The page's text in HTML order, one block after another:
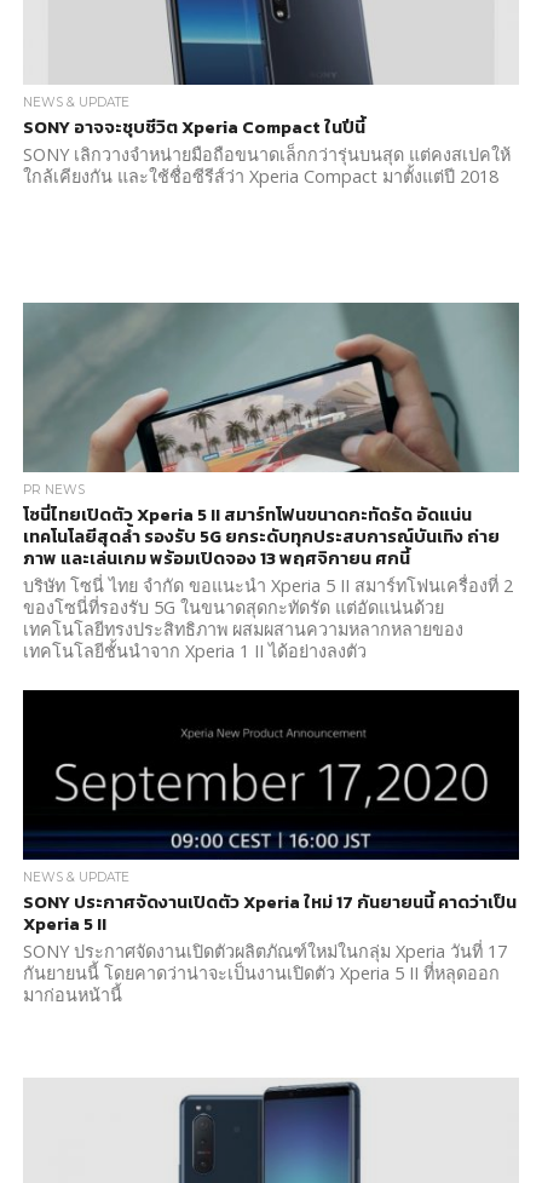
NEWS & UPDATE
SONY อาจจะชุบชีวิต Xperia Compact ในปีนี้
SONY เลิกวางจำหน่ายมือถือขนาดเล็กกว่ารุ่นบนสุด แต่คงสเปคให้
ใกล้เคียงกัน และใช้ชื่อซีรีส์ว่า Xperia Compact มาตั้งแต่ปี 2018
PR NEWS
โซนี่ไทยเปิดตัว Xperia 5 II สมาร์ทโฟนขนาดกะทัดรัด อัดแน่น
เทคโนโลยีสุดล้ำ รองรับ 5G ยกระดับทุกประสบการณ์บันเทิง ถ่าย
ภาพ และเล่นเกม พร้อมเปิดจอง 13 พฤศจิกายน ศกนี้
บริษัท โซนี่ ไทย จำกัด ขอแนะนำ Xperia 5 II สมาร์ทโฟนเครื่องที่ 2
ของโซนี่ที่รองรับ 5G ในขนาดสุดกะทัดรัด แต่อัดแน่นด้วย
เทคโนโลยีทรงประสิทธิภาพ ผสมผสานความหลากหลายของ
เทคโนโลยีชั้นนำจาก Xperia 1 II ได้อย่างลงตัว
NEWS & UPDATE
SONY ประกาศจัดงานเปิดตัว Xperia ใหม่ 17 กันยายนนี้ คาดว่าเป็น
Xperia 5 II
SONY ประกาศจัดงานเปิดตัวผลิตภัณฑ์ใหม่ในกลุ่ม Xperia วันที่ 17
กันยายนนี้ โดยคาดว่าน่าจะเป็นงานเปิดตัว Xperia 5 II ที่หลุดออก
มาก่อนหน้านี้